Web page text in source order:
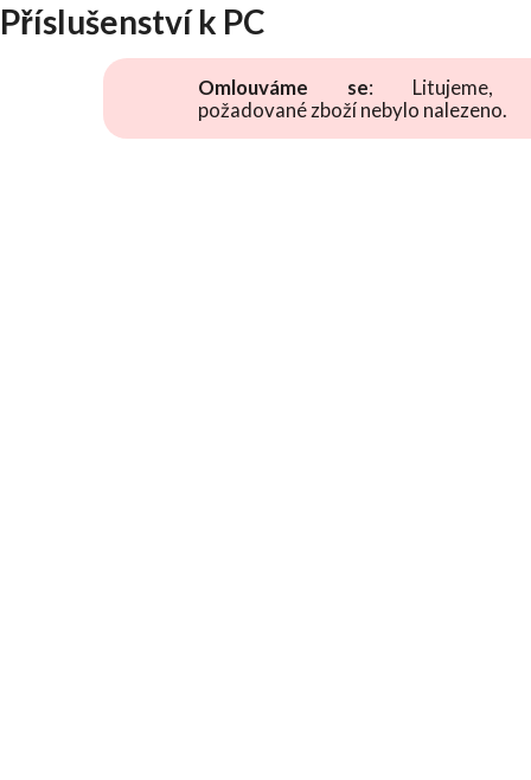
Příslušenství k PC
Omlouváme se: Litujeme,
požadované zboží nebylo nalezeno.